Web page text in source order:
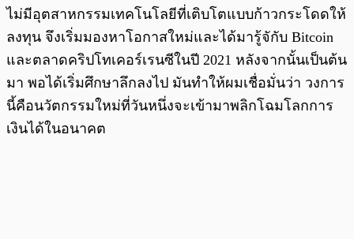
ไม่มีอุตสาหกรรมเทคโนโลยีที่เติบโตแบบก้าวกระโดดให้
ลงทุน จึงเริ่มมองหาโอกาสใหม่และได้มารู้จักับ Bitcoin
และตลาดคริปโทเคอร์เรนซีในปี 2021 หลังจากนั้นเป็นต้น
มา พอได้เริ่มศึกษาลึกลงไป มันทำให้ผมเชื่อมั่นว่า วงการ
นี้คือนวัตกรรมใหม่ที่วันหนึ่งจะเข้ามาพลิกโฉมโลกการ
เงินได้ในอนาคต